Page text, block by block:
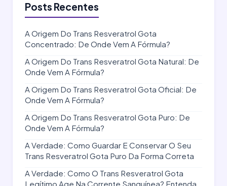
Posts Recentes
A Origem Do Trans Resveratrol Gota
Concentrado: De Onde Vem A Fórmula?
A Origem Do Trans Resveratrol Gota Natural: De
Onde Vem A Fórmula?
A Origem Do Trans Resveratrol Gota Oficial: De
Onde Vem A Fórmula?
A Origem Do Trans Resveratrol Gota Puro: De
Onde Vem A Fórmula?
A Verdade: Como Guardar E Conservar O Seu
Trans Resveratrol Gota Puro Da Forma Correta
A Verdade: Como O Trans Resveratrol Gota
Legítimo Age Na Corrente Sanguínea? Entenda